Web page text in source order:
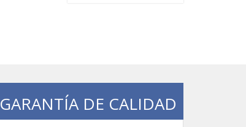
GARANTÍA DE CALIDAD